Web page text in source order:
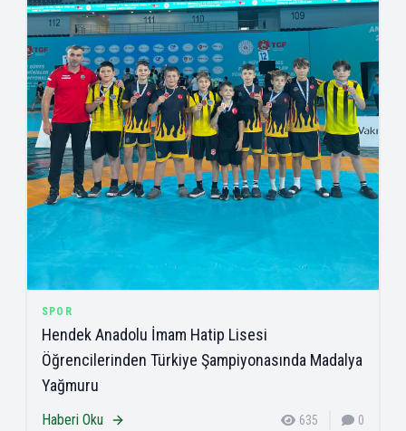
SPOR
Hendek Anadolu İmam Hatip Lisesi
Öğrencilerinden Türkiye Şampiyonasında Madalya
Yağmuru
Haberi Oku 635 0